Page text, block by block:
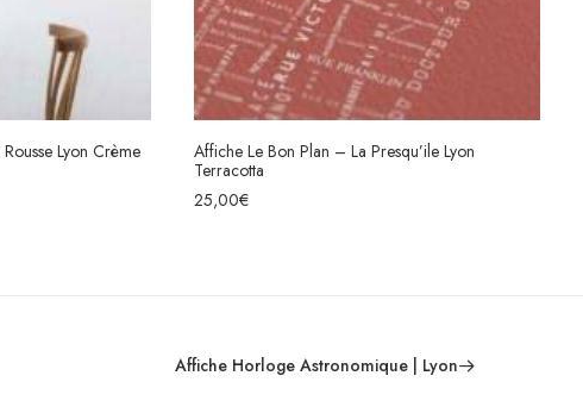
Lyon Crème
Affiche Le Bon Plan – La Presqu’ile Lyon
Terracotta
25,00€
Affiche Horloge Astronomique | Lyon